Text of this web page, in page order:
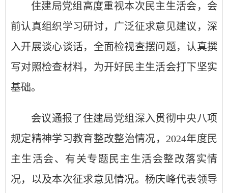
住建局党组高度重视本次民主生活会，会
前认真组织学习研讨，广泛征求意见建议，深
入开展谈心谈话，全面检视查摆问题，认真撰
写对照检查材料，为开好民主生活会打下坚实
基础。
会议通报了住建局党组 深入贯彻中央八项
规定精神学习教育整改整治情况， 2024年度民
主生活会、有关专题民主生活会整改落实情
况，以及本次征求意见情况。杨庆峰代表领导